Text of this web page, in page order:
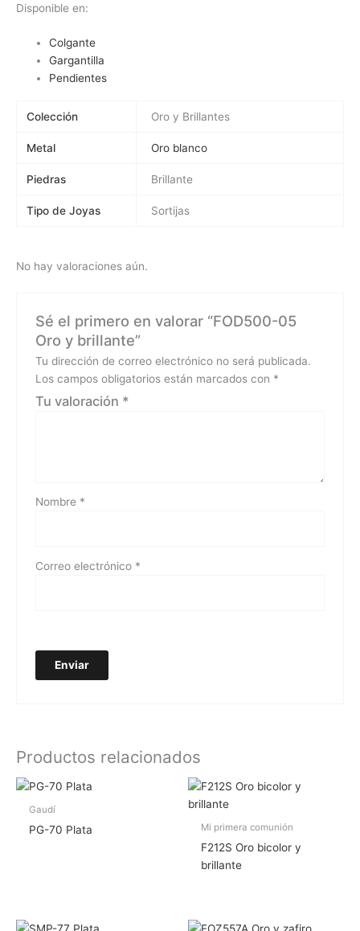
Disponible en:
Colgante
Gargantilla
Pendientes
Colección Oro y Brillantes
Metal Oro blanco
Piedras Brillante
Tipo de Joyas Sortijas
No hay valoraciones aún.
Sé el primero en valorar “FOD500-05
Oro y brillante”
Tu dirección de correo electrónico no será publicada.
Los campos obligatorios están marcados con *
Tu valoración *
Nombre *
Correo electrónico *
Productos relacionados
Gaudí
PG-70 Plata Mi primera comunión
F212S Oro bicolor y
brillante